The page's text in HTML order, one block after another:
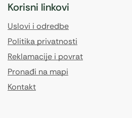
Korisni linkovi
Uslovi i odredbe
Politika privatnosti
Reklamacije i povrat
Pronađi na mapi
Kontakt